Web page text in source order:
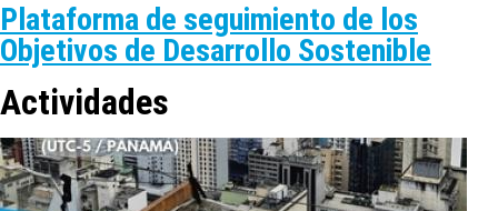
Plataforma de seguimiento de los
Objetivos de Desarrollo Sostenible
Actividades